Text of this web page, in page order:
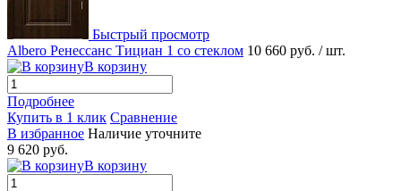
Быстрый просмотр
Albero Ренессанс Тициан 1 со стеклом 10 660 руб. / шт.
В корзину
Подробнее
Купить в 1 клик Сравнение
В избранное Наличие уточните
9 620 руб.
В корзину